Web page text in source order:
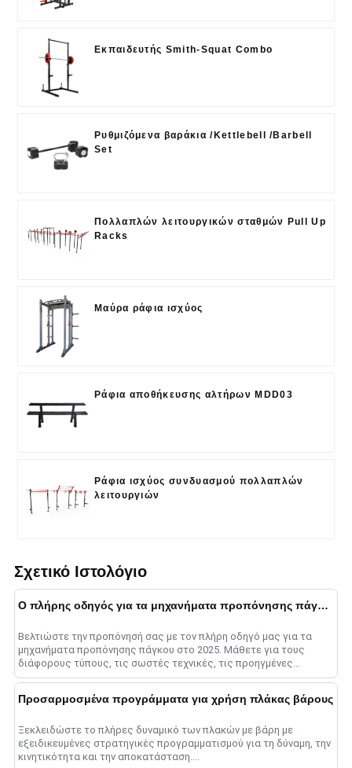
Εκπαιδευτής Smith-Squat Combo
Ρυθμιζόμενα βαράκια /Kettlebell /Barbell
Set
Πολλαπλών λειτουργικών σταθμών Pull Up
Racks
Μαύρα ράφια ισχύος
Ράφια αποθήκευσης αλτήρων MDD03
Ράφια ισχύος συνδυασμού πολλαπλών
λειτουργιών
Σχετικό Ιστολόγιο
Ο πλήρης οδηγός για τα μηχανήματα προπόνησης πάγκου το 2025
Βελτιώστε την προπόνησή σας με τον πλήρη οδηγό μας για τα
μηχανήματα προπόνησης πάγκου στο 2025. Μάθετε για τους
διάφορους τύπους, τις σωστές τεχνικές, τις προηγμένες
μεθόδους και το ......
Προσαρμοσμένα προγράμματα για χρήση πλάκας βάρους
Ξεκλειδώστε το πλήρες δυναμικό των πλακών με βάρη με
εξειδικευμένες στρατηγικές προγραμματισμού για τη δύναμη, την
κινητικότητα και την αποκατάσταση....